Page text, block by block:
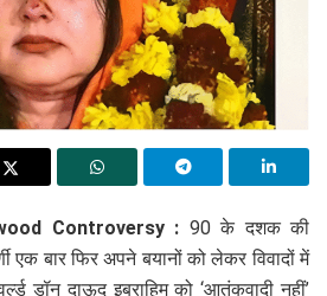
Controversy : 90 के दशक की
एक बार फिर अपने बयानों को लेकर विवादों में
डॉन दाऊद इब्राहिम को ‘आतंकवादी नहीं’